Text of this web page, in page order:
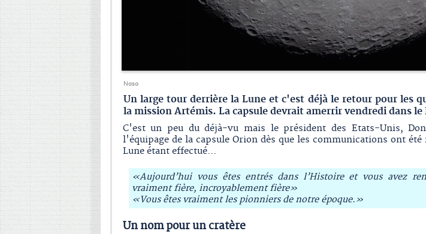
Nasa
Un large tour derrière la Lune et c'est déjà le retour pour les
la mission Artémis. La capsule devrait amerrir vendredi dans le
C'est un peu du déjà-vu mais le président des Etats-Unis,
l'équipage de la capsule Orion dès que les communications ont
Lune étant effectué…
«Aujourd’hui vous êtes entrés dans l’Histoire et vous avez
vraiment fière, incroyablement fière»
«Vous êtes vraiment les pionniers de notre époque.»
Un nom pour un cratère